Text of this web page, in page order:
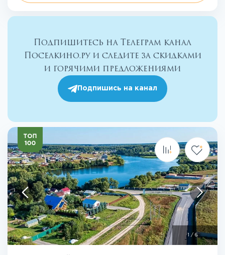
Подпишитесь на Телеграм канал
Поселкино.ру и следите за скидками
и горячими предложениями
Подпишись на канал
/ 6